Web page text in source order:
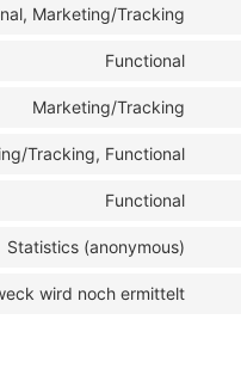
Marketing/Tracking
Functional
Marketing/Tracking
Tracking, Functional
Functional
Statistics (anonymous)
wird noch ermittelt